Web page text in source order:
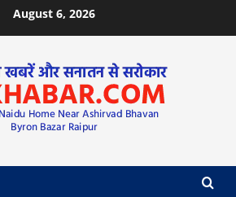
August 6, 2026